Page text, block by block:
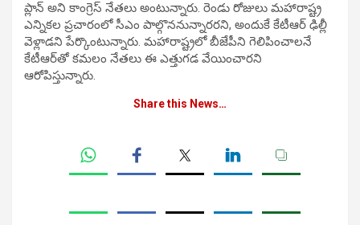
ప్లాన్‌ అని కాంగ్రెస్‌ నేతలు అంటున్నారు. రెండు రోజులు మహారాష్ట్ర
ఎన్నికల ప్రచారంలో సీఎం పాల్గొననున్నారరని, అందుకే కేటీఆర్‌ ఢిల్లీ
వెళ్లాడని పేర్కొంటున్నారు. మహారాష్ట్రలో బీజేపీని గెలిపించాలనే
కేటీఆర్‌తో కమలం నేతలు ఈ ఎత్తుగడ వేయించారని
ఆరోపిస్తున్నారు.
Share this News…